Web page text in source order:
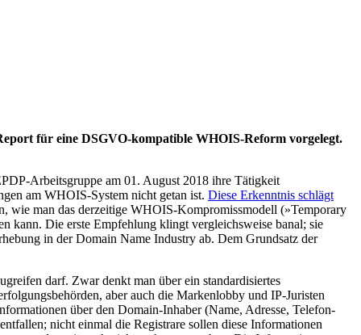
für eine DSGVO-kompatible WHOIS-Reform vorgelegt.
Arbeitsgruppe am 01. August 2018 ihre Tätigkeit
am WHOIS-System nicht getan ist. Diese Erkenntnis schlägt
wie man das derzeitige WHOIS-Kompromissmodell (»Temporary
kann. Die erste Empfehlung klingt vergleichsweise banal; sie
in der Domain Name Industry ab. Dem Grundsatz der
darf. Zwar denkt man über ein standardisiertes
aber auch die Markenlobby und IP-Juristen
über den Domain-Inhaber (Name, Adresse, Telefon-
nicht einmal die Registrare sollen diese Informationen